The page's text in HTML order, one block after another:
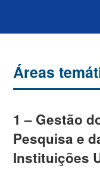
Áreas
1 – Gestão
Pesquisa e
Instituições